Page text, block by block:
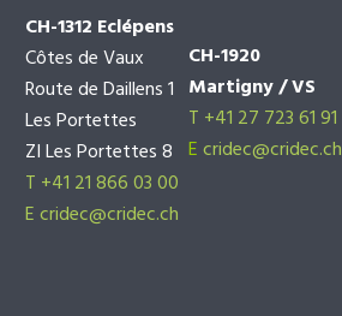
CH-1312 Eclépens
Côtes de Vaux
Route de Daillens 1
Les Portettes
ZI Les Portettes 8
T +41 21 866 03 00
Ecridec@cridec.ch
CH-1920
Martigny / VS
T +41 27 723 61 91
Ecridec@cridec.ch